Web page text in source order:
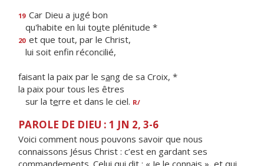
19 Car Dieu a jugé bon
qu'habite en lui toute plénitude *
20 et que tout, par le Christ,
lui soit enfn réconcilié,
faisant la paix par le sang de sa Croix, *
la paix pour tous les êtres
sur la terre et dans le ciel. R/
PAROLE DE DIEU : 1 JN 2, 3-6
Voici comment nous pouvons savoir que nous
connaissons Jésus Christ : c’est en gardant ses
commandements. Celui qui dit : « Je le connais », et qui